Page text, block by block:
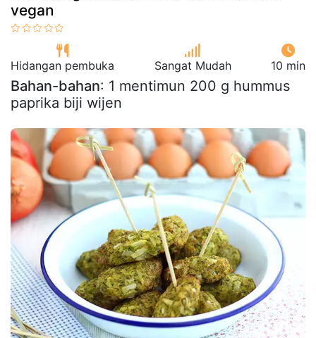
vegan
Hidangan pembuka Sangat Mudah 10 min
Bahan-bahan: 1 mentimun 200 g hummus
paprika biji wijen